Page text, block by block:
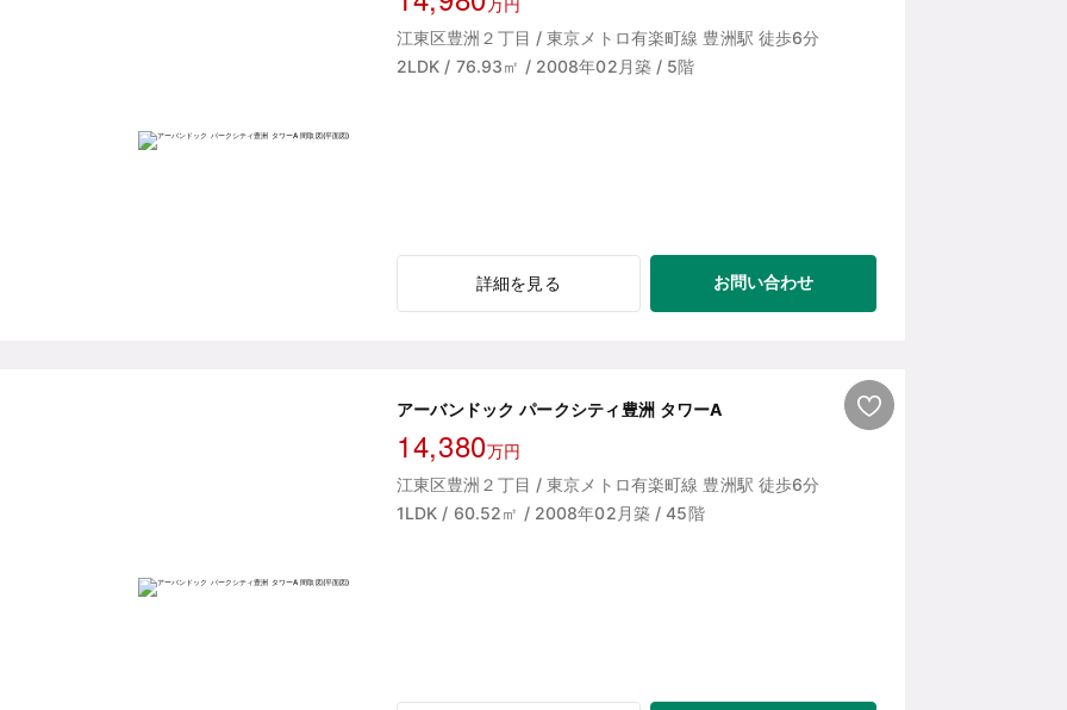
万円
江東区豊洲２丁目 / 東京メトロ有楽町線 豊洲駅 徒歩6分
2LDK / 76.93㎡ / 2008年02月築 / 5階
詳細を見る お問い合わせ
アーバンドック パークシティ豊洲 タワーA
14,380万円
江東区豊洲２丁目 / 東京メトロ有楽町線 豊洲駅 徒歩6分
1LDK / 60.52㎡ / 2008年02月築 / 45階